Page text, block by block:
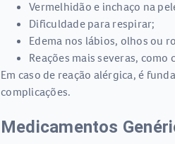
Vermelhidão e inchaço na
Dificuldade para respirar;
Edema nos lábios, olhos ou
Reações mais severas,
Em caso de reação alérgica, é
complicações.
Medicamentos